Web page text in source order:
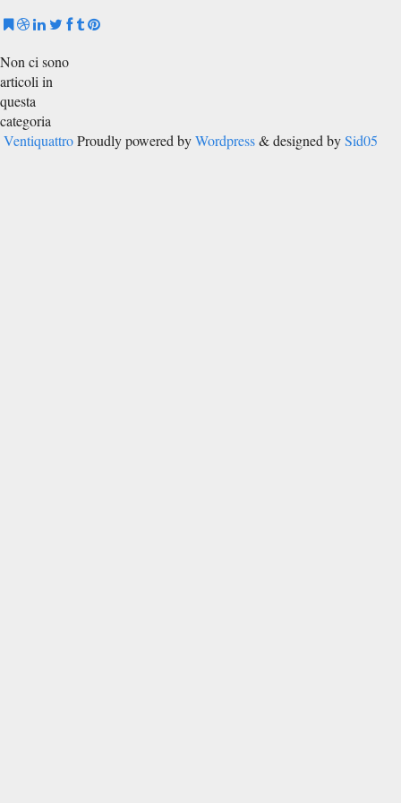
Non ci sono
articoli in
questa
categoria
Ventiquattro Proudly powered byWordpress& designed bySid05